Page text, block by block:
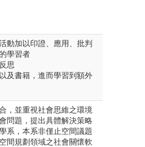
動加以印證、應用、批判
學習者
思
及書籍，進而學習到額外
，並重視社會思維之環境
問題，提出具體解決策略
系，本系非僅止空間議題
間規劃領域之社會關懷軟